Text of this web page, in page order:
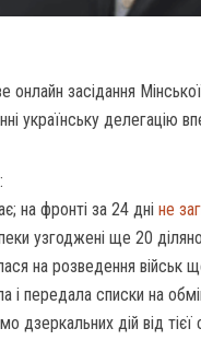
засідання
українську делегацію
на фронті за 24 дні не
узгоджені ще 20
на розведення військ
і передала списки на
дзеркальних дій від тієї